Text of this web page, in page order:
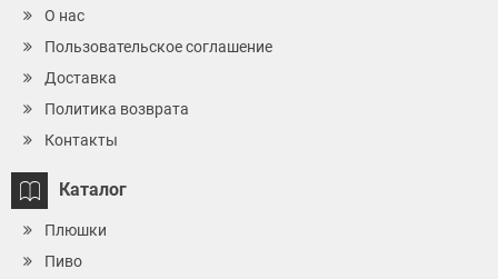
О нас
Пользовательское соглашение
Доставка
Политика возврата
Контакты
Каталог
Плюшки
Пиво